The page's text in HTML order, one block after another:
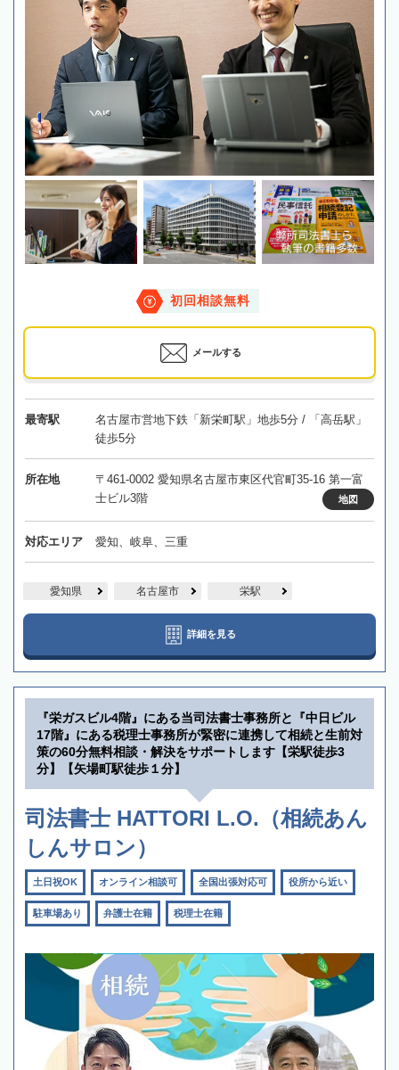
初回相談無料
メールする
最寄駅
名古屋市営地下鉄「新栄町駅」地歩5分 / 「高岳駅」
徒歩5分
所在地
〒461-0002 愛知県名古屋市東区代官町35-16 第一富
士ビル3階
地図
対応エリア 愛知、岐阜、三重
愛知県 名古屋市 栄駅
詳細を見る
『栄ガスビル4階』にある当司法書士事務所と『中日ビル
17階』にある税理士事務所が緊密に連携して相続と生前対
策の60分無料相談・解決をサポートします【栄駅徒歩3
分】【矢場町駅徒歩１分】
司法書士 HATTORI L.O.（相続あん
しんサロン）
土日祝OK オンライン相談可 全国出張対応可 役所から近い
駐車場あり 弁護士在籍 税理士在籍